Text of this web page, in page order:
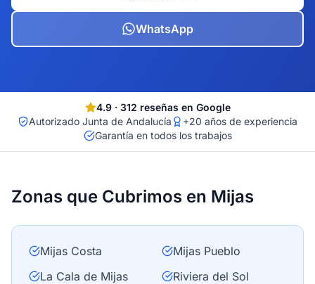
WhatsApp
4.9· 312 reseñas en Google
Autorizado Junta de Andalucía
+20 años de experiencia
Garantía en todos los trabajos
Zonas que Cubrimos en Mijas
Mijas Costa
Mijas Pueblo
La Cala de Mijas
Riviera del Sol